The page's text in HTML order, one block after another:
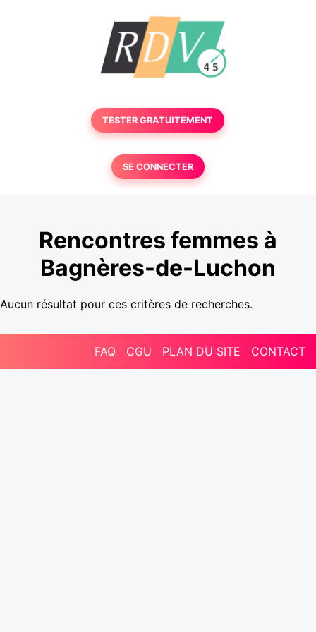
TESTER GRATUITEMENT
SE CONNECTER
Rencontres femmes à
Bagnères-de-Luchon
Aucun résultat pour ces critères de recherches.
FAQ CGU PLAN DU SITE CONTACT